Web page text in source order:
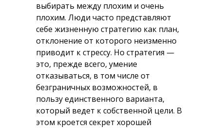
выбирать между плохим и очень
плохим. Люди часто представляют
себе жизненную стратегию как план,
отклонение от которого неизменно
приводит к стрессу. Но стратегия —
это, прежде всего, умение
отказываться, в том числе от
безграничных возможностей, в
пользу единственного варианта,
который ведет к собственной цели. В
этом кроется секрет хорошей